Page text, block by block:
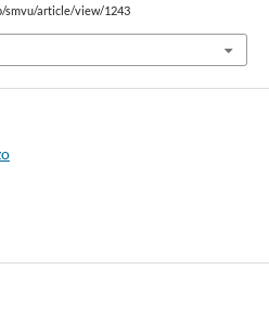
smvu/article/view/1243